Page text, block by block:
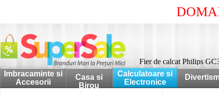
Fier de calcat Philips
Imbracaminte si
Accesorii
Casa si
Birou
Calculatoare si
Electronice